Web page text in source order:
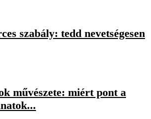
szabály: tedd nevetségesen
művészete: miért pont a